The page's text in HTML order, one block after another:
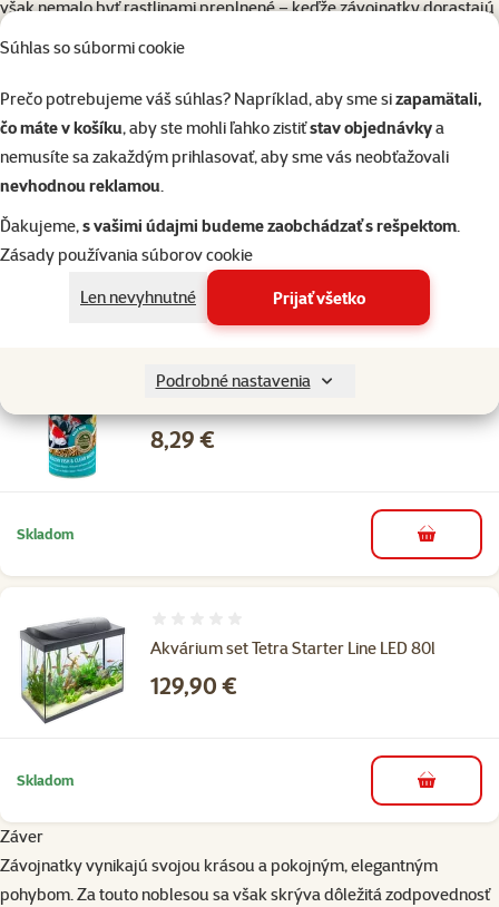
Súhlas so súbormi cookie
Prečo potrebujeme váš súhlas? Napríklad, aby sme sizapamätali,
čo máte v košíku, aby ste mohli ľahko zistiťstav objednávkya
nemusíte sa zakaždým prihlasovať, aby sme vás neobťažovali
nevhodnou reklamou.
Ďakujeme,s vašimi údajmi budeme zaobchádzať s rešpektom.
Zásady používania súborov cookie
Len nevyhnutné
Prijať všetko
Podrobné nastavenia
však nemalo byť rastlinami preplnené – keďže závojnatky dorastajú
do úctyhodných 12 až 16 cm a sú to aktívni plavci, potrebujú
Aké je vhodné krmivo ?
Závojnatky skutočne nie sú vyberavé a s obrovským apetítom
skonzumujú prakticky čokoľvek. Základom ich jedálnička by však
mali byť kvalitné granulz určené špeciálne pre závojnatky. Vhodným
pelety
Tetra Pond Sticks,
zmeskaTetra Pond Multimix . Tento suchý základ je výborné z času
na čas spestriť mrazeným krmivom, prípadne obareným lúpaným
hráškom, ktorý im pomáha s trávením.
Hodnotenie 0%
Cena
8,29 €
Skladom do košíka
Akvárium set Tetra Starter Line LED 80l
Cena
129,90 €
Skladom do košíka
Záver
Závojnatky vynikajú svojou krásou a pokojným, elegantným
pohybom. Za touto noblesou sa však skrýva dôležitá zodpovednosť